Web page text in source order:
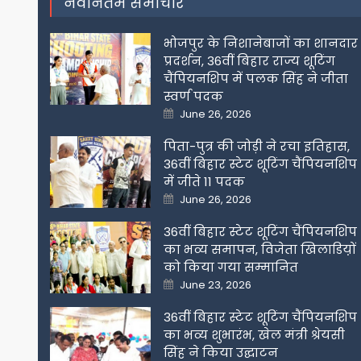
भोजपुर के निशानेबाजों का शानदार
प्रदर्शन, 36वीं बिहार राज्य शूटिंग
चैंपियनशिप में पलक सिंह ने जीता
स्वर्ण पदक
Posted
on
June 26, 2026
पिता-पुत्र की जोड़ी ने रचा इतिहास,
36वीं बिहार स्टेट शूटिंग चैंपियनशिप
में जीते 11 पदक
Posted
on
June 26, 2026
36वीं बिहार स्टेट शूटिंग चैंपियनशिप
का भव्य समापन, विजेता खिलाडिय़ों
को किया गया सम्मानित
Posted
on
June 23, 2026
36वीं बिहार स्टेट शूटिंग चैंपियनशिप
का भव्य शुभारंभ, खेल मंत्री श्रेयसी
सिंह ने किया उद्घाटन